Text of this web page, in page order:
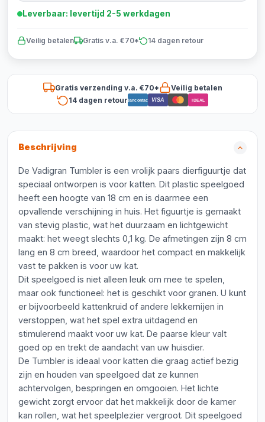
Leverbaar: levertijd 2-5 werkdagen
Veilig betalen Gratis v.a. €70* 14 dagen retour
Gratis verzending v.a. €70*
Veilig betalen
14 dagen retourBancontact VISA iDEAL
Beschrijving
De Vadigran Tumbler is een vrolijk paars dierfiguurtje dat
speciaal ontworpen is voor katten. Dit plastic speelgoed
heeft een hoogte van 18 cm en is daarmee een
opvallende verschijning in huis. Het figuurtje is gemaakt
van stevig plastic, wat het duurzaam en lichtgewicht
maakt: het weegt slechts 0,1 kg. De afmetingen zijn 8 cm
lang en 8 cm breed, waardoor het compact en makkelijk
vast te pakken is voor uw kat.
Dit speelgoed is niet alleen leuk om mee te spelen,
maar ook functioneel: het is geschikt voor granen. U kunt
er bijvoorbeeld kattenkruid of andere lekkernijen in
verstoppen, wat het spel extra uitdagend en
stimulerend maakt voor uw kat. De paarse kleur valt
goed op en trekt de aandacht van uw huisdier.
De Tumbler is ideaal voor katten die graag actief bezig
zijn en houden van speelgoed dat ze kunnen
achtervolgen, bespringen en omgooien. Het lichte
gewicht zorgt ervoor dat het makkelijk door de kamer
kan rollen, wat het speelplezier vergroot. Dit speelgoed